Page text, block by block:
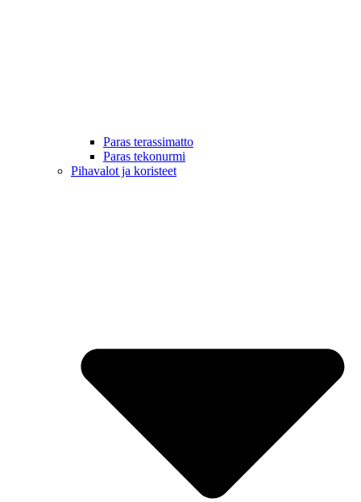
Paras terassimatto
Paras tekonurmi
Pihavalot ja koristeet